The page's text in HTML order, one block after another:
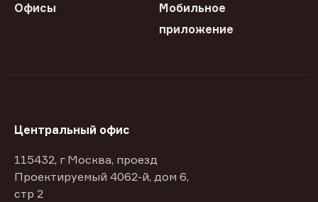
Офисы
Мобильное
приложение
Центральный офис
115432, г Москва, проезд
Проектируемый 4062-й, дом 6,
стр 2